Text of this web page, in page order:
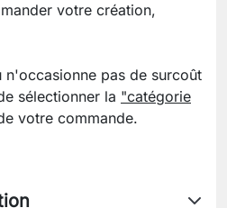
votre création,
n'occasionne pas de surcoût
sélectionner la "catégorie
votre commande.